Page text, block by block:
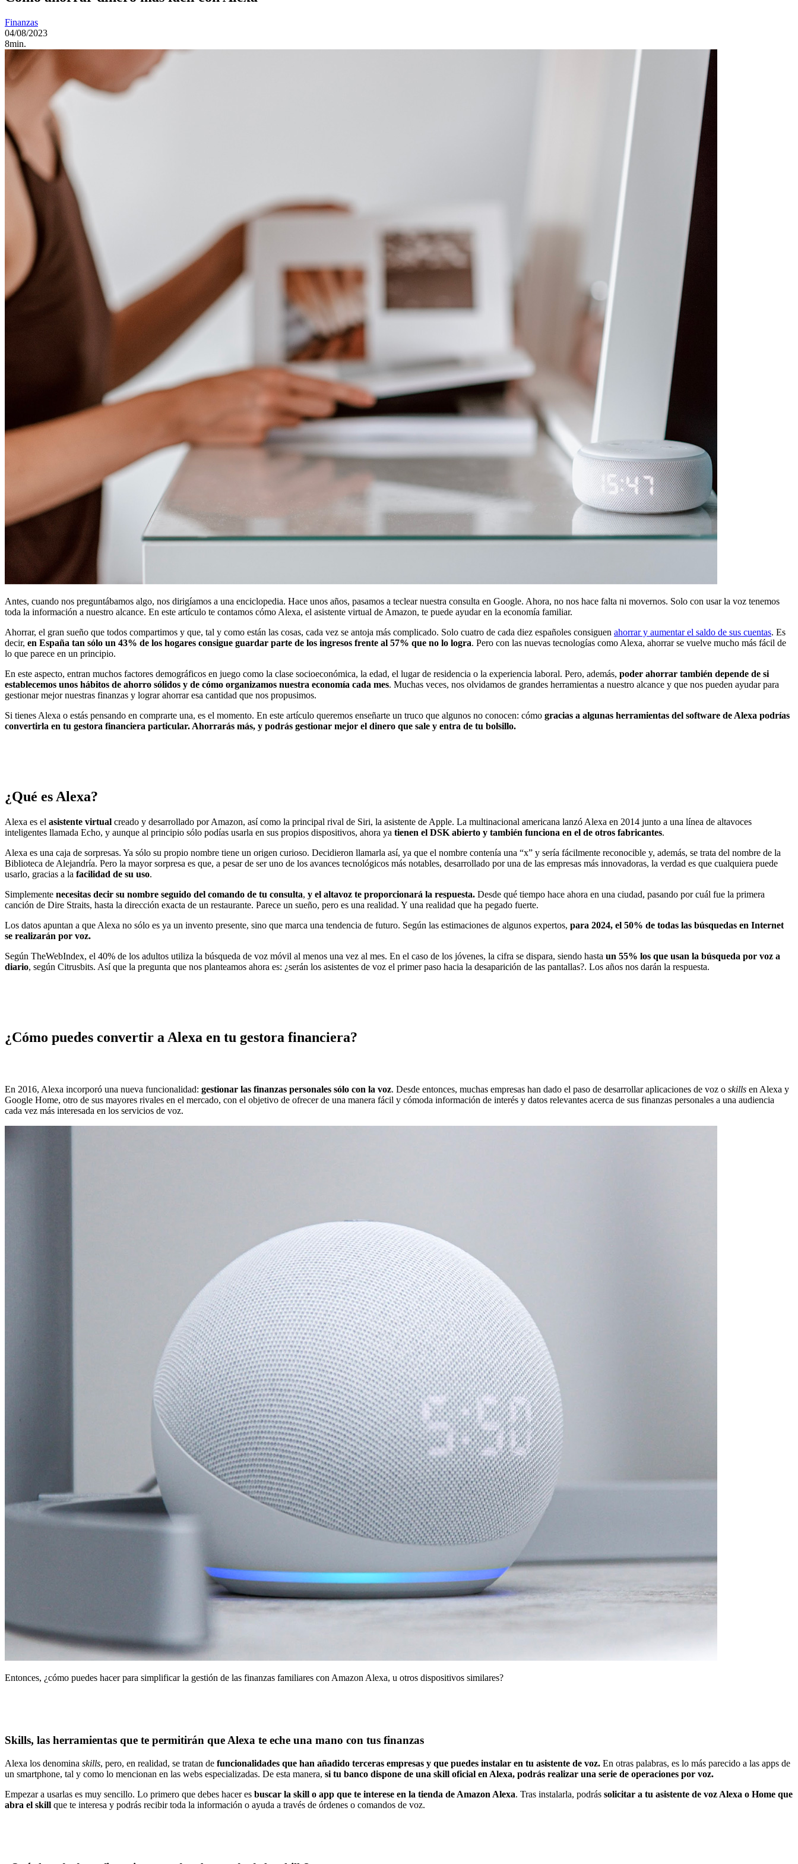
Finanzas
04/08/2023
8min.
Antes, cuando nos preguntábamos algo, nos dirigíamos a una enciclopedia. Hace unos años, pasamos a teclear nuestra consulta en Google. Ahora, no nos hace falta ni movernos. Solo con usar la voz tenemos
toda la información a nuestro alcance. En este artículo te contamos cómo Alexa, el asistente virtual de Amazon, te puede ayudar en la economía familiar.
Ahorrar, el gran sueño que todos compartimos y que, tal y como están las cosas, cada vez se antoja más complicado. Solo cuatro de cada diez españoles consiguen ahorrar y aumentar el saldo de sus cuentas. Es
decir, en España tan sólo un 43% de los hogares consigue guardar parte de los ingresos frente al 57% que no lo logra. Pero con las nuevas tecnologías como Alexa, ahorrar se vuelve mucho más fácil de
lo que parece en un principio.
En este aspecto, entran muchos factores demográficos en juego como la clase socioeconómica, la edad, el lugar de residencia o la experiencia laboral. Pero, además, poder ahorrar también depende de si
establecemos unos hábitos de ahorro sólidos y de cómo organizamos nuestra economía cada mes. Muchas veces, nos olvidamos de grandes herramientas a nuestro alcance y que nos pueden ayudar para
gestionar mejor nuestras finanzas y lograr ahorrar esa cantidad que nos propusimos.
Si tienes Alexa o estás pensando en comprarte una, es el momento. En este artículo queremos enseñarte un truco que algunos no conocen: cómo gracias a algunas herramientas del software de Alexa podrías
convertirla en tu gestora financiera particular. Ahorrarás más, y podrás gestionar mejor el dinero que sale y entra de tu bolsillo.
¿Qué es Alexa?
Alexa es el asistente virtual creado y desarrollado por Amazon, así como la principal rival de Siri, la asistente de Apple. La multinacional americana lanzó Alexa en 2014 junto a una línea de altavoces
inteligentes llamada Echo, y aunque al principio sólo podías usarla en sus propios dispositivos, ahora ya tienen el DSK abierto y también funciona en el de otros fabricantes.
Alexa es una caja de sorpresas. Ya sólo su propio nombre tiene un origen curioso. Decidieron llamarla así, ya que el nombre contenía una “x” y sería fácilmente reconocible y, además, se trata del nombre de la
Biblioteca de Alejandría. Pero la mayor sorpresa es que, a pesar de ser uno de los avances tecnológicos más notables, desarrollado por una de las empresas más innovadoras, la verdad es que cualquiera puede
usarlo, gracias a la facilidad de su uso.
Simplemente necesitas decir su nombre seguido del comando de tu consulta, y el altavoz te proporcionará la respuesta. Desde qué tiempo hace ahora en una ciudad, pasando por cuál fue la primera
canción de Dire Straits, hasta la dirección exacta de un restaurante. Parece un sueño, pero es una realidad. Y una realidad que ha pegado fuerte.
Los datos apuntan a que Alexa no sólo es ya un invento presente, sino que marca una tendencia de futuro. Según las estimaciones de algunos expertos, para 2024, el 50% de todas las búsquedas en Internet
se realizarán por voz.
Según TheWebIndex, el 40% de los adultos utiliza la búsqueda de voz móvil al menos una vez al mes. En el caso de los jóvenes, la cifra se dispara, siendo hasta un 55% los que usan la búsqueda por voz a
diario, según Citrusbits. Así que la pregunta que nos planteamos ahora es: ¿serán los asistentes de voz el primer paso hacia la desaparición de las pantallas?. Los años nos darán la respuesta.
¿Cómo puedes convertir a Alexa en tu gestora financiera?
En 2016, Alexa incorporó una nueva funcionalidad: gestionar las finanzas personales sólo con la voz. Desde entonces, muchas empresas han dado el paso de desarrollar aplicaciones de voz o skills en Alexa y
Google Home, otro de sus mayores rivales en el mercado, con el objetivo de ofrecer de una manera fácil y cómoda información de interés y datos relevantes acerca de sus finanzas personales a una audiencia
cada vez más interesada en los servicios de voz.
Entonces, ¿cómo puedes hacer para simplificar la gestión de las finanzas familiares con Amazon Alexa, u otros dispositivos similares?
Skills, las herramientas que te permitirán que Alexa te eche una mano con tus finanzas
Alexa los denomina skills, pero, en realidad, se tratan de funcionalidades que han añadido terceras empresas y que puedes instalar en tu asistente de voz. En otras palabras, es lo más parecido a las apps de
un smartphone, tal y como lo mencionan en las webs especializadas. De esta manera, si tu banco dispone de una skill oficial en Alexa, podrás realizar una serie de operaciones por voz.
Empezar a usarlas es muy sencillo. Lo primero que debes hacer es buscar la skill o app que te interese en la tienda de Amazon Alexa. Tras instalarla, podrás solicitar a tu asistente de voz Alexa o Home que
abra el skill que te interesa y podrás recibir toda la información o ayuda a través de órdenes o comandos de voz.